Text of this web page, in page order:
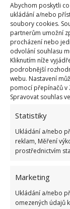
Abychom poskytli
ukládání a/nebo
soubory cookies.
partnerům umožní
procházení nebo
odvolání souhlasu
Kliknutím níže
podrobnější
webu. Nastavení
pomocí přepínačů v
Spravovat souhlas
Statistiky
Ukládání a/nebo
reklam, Měření
prostřednictvím
Marketing
Ukládání a/nebo
omezených údajů
Fotografie:
Vhodné
Ať už se
prostor kolem
využít téměř
dekorace se
bedýnkách.
travin, kvítí